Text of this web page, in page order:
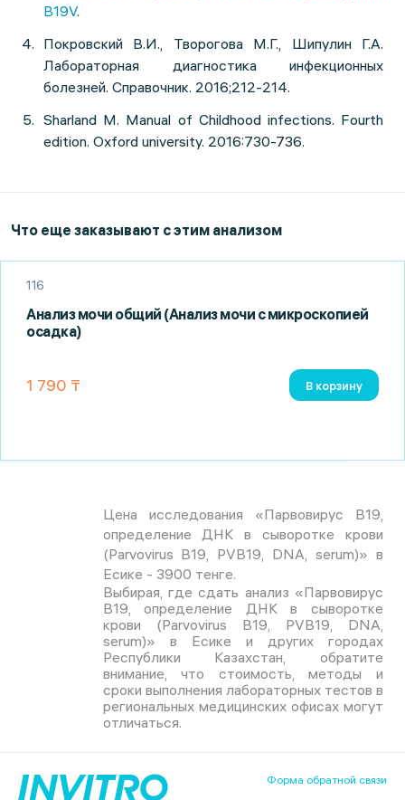
В19V.
Покровский В.И., Творогова М.Г., Шипулин Г.А.
Лабораторная диагностика инфекционных
болезней. Справочник. 2016;212-214.
Sharland M. Manual of Childhood infections. Fourth
edition. Oxford university. 2016:730-736.
Что еще заказывают с этим анализом
116
Анализ мочи общий (Анализ мочи с микроскопией
осадка)
1 790 ₸ В корзину
Цена исследования «Парвовирус В19,
определение ДНК в сыворотке крови
(Parvovirus В19, PVB19, DNA, serum)» в
Есике - 3900 тенге.
Выбирая, где сдать анализ «Парвовирус
В19, определение ДНК в сыворотке
крови (Parvovirus В19, PVB19, DNA,
serum)» в Есике и других городах
Республики Казахстан, обратите
внимание, что стоимость, методы и
сроки выполнения лабораторных тестов в
региональных медицинских офисах могут
отличаться.
Форма обратной связи